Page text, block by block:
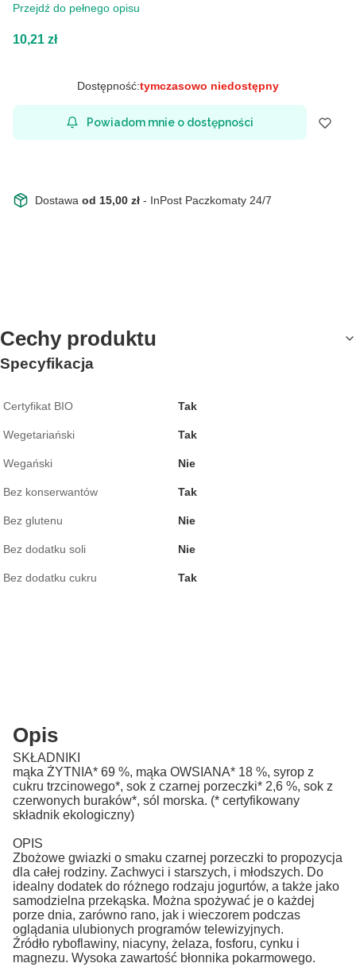
Przejdź do pełnego opisu
Cena
10,21 zł
Dostępność:tymczasowo niedostępny
Powiadom mnie o dostępności
Dostawa od 15,00 zł - InPost Paczkomaty 24/7
Cechy produktu
Specyfikacja
Certyfikat BIO Tak
Wegetariański Tak
Wegański Nie
Bez konserwantów Tak
Bez glutenu Nie
Bez dodatku soli Nie
Bez dodatku cukru Tak
Opis
SKŁADNIKI
mąka ŻYTNIA* 69 %, mąka OWSIANA* 18 %, syrop z
cukru trzcinowego*, sok z czarnej porzeczki* 2,6 %, sok z
czerwonych buraków*, sól morska. (* certyfikowany
składnik ekologiczny)
OPIS
Zbożowe gwiazki o smaku czarnej porzeczki to propozycja
dla całej rodziny. Zachwyci i starszych, i młodszych. Do
idealny dodatek do różnego rodzaju jogurtów, a także jako
samodzielna przekąska. Można spożywać je o każdej
porze dnia, zarówno rano, jak i wieczorem podczas
oglądania ulubionych programów telewizyjnych.
Źródło ryboflawiny, niacyny, żelaza, fosforu, cynku i
magnezu. Wysoka zawartość błonnika pokarmowego.